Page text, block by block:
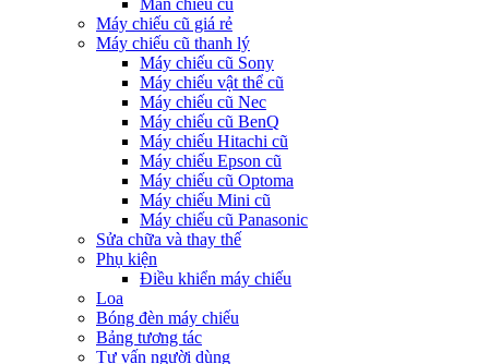
Máy chiếu cũ giá rẻ
Máy chiếu cũ thanh lý
Máy chiếu cũ Sony
Máy chiếu vật thể cũ
Máy chiếu cũ Nec
Máy chiếu cũ BenQ
Máy chiếu Hitachi cũ
Máy chiếu Epson cũ
Máy chiếu cũ Optoma
Máy chiếu Mini cũ
Máy chiếu cũ Panasonic
Sửa chữa và thay thế
Phụ kiện
Điều khiển máy chiếu
Loa
Bóng đèn máy chiếu
Bảng tương tác
Tư vấn người dùng